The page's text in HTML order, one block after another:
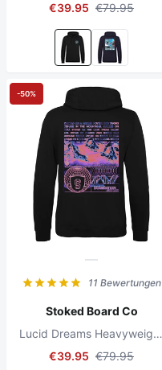
€39.95 €79.95
11 Bewertungen
Stoked Board Co
Lucid Dreams Heavyweight Hoodie Jet Black
€39.95 €79.95
-50%